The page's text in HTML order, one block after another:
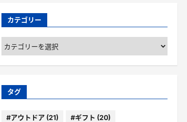
カテゴリー
カ
テ
ゴ
ー
タグ
#アウトドア(21) #ギフト (20)